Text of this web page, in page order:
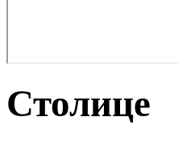
Столице